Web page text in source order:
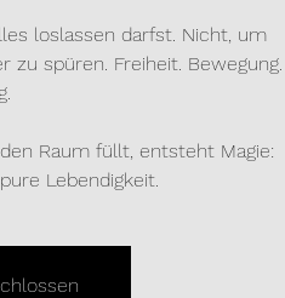
loslassen darfst. Nicht, um
spüren. Freiheit. Bewegung.
Raum füllt, entsteht Magie:
Lebendigkeit.